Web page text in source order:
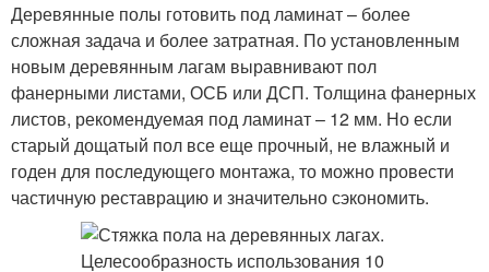
Деревянные полы готовить под ламинат – более
сложная задача и более затратная. По установленным
новым деревянным лагам выравнивают пол
фанерными листами, ОСБ или ДСП. Толщина фанерных
листов, рекомендуемая под ламинат – 12 мм. Но если
старый дощатый пол все еще прочный, не влажный и
годен для последующего монтажа, то можно провести
частичную реставрацию и значительно сэкономить.